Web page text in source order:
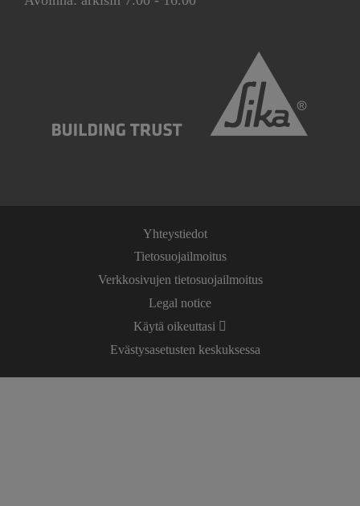
Yhteystiedot
Tietosuojailmoitus
Verkkosivujen tietosuojailmoitus
Legal notice
Käytä oikeuttasi
Evästysasetusten keskuksessa